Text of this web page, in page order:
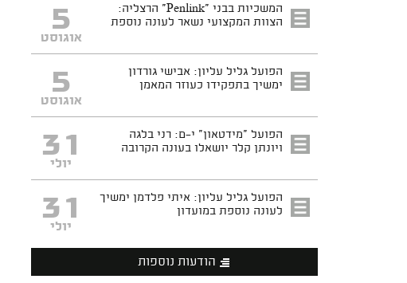
המשכיות בבני "Penlink" הרצליה:
הצוות המקצועי נשאר לעונה נוספת
5
אוגוסט
הפועל גליל עליון: אבישי גורדון
ימשיך בתפקידו כעוזר המאמן
5
אוגוסט
הפועל "מידטאון" י-ם: רני בלגה
ויונתן קלר יושאלו בעונה הקרובה
31
יולי
הפועל גליל עליון: איתי פלדמן ימשיך
לעונה נוספת במועדון
31
יולי
הודעות נוספות